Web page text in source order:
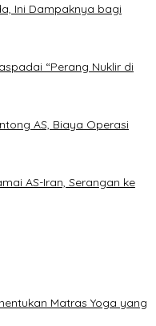
Ini Dampaknya bagi
“Perang Nuklir di
AS, Biaya Operasi
AS-Iran, Serangan ke
Matras Yoga yang